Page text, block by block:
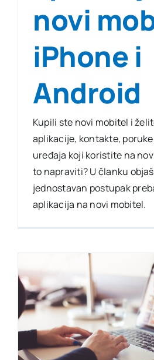
novi
iPhone i
Android
Kupili ste novi mobitel i
aplikacije, kontakte,
uređaja koji koristite na
to napraviti? U članku
jednostavan postupak
aplikacija na novi mobitel.